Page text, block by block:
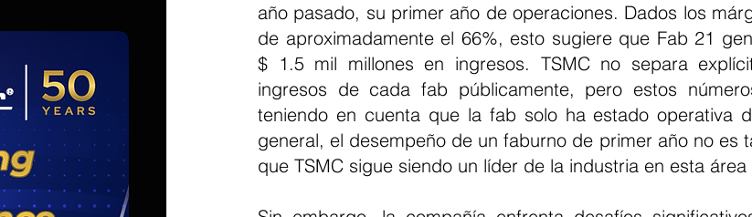
año pasado, su primer año de operaciones. Dados los
de aproximadamente el 66%, esto sugiere que Fab 21
$ 1.5 mil millones en ingresos. TSMC no separa
ingresos de cada fab públicamente, pero estos
teniendo en cuenta que la fab solo ha estado operativa
general, el desempeño de un faburno de primer año no es
que TSMC sigue siendo un líder de la industria en esta área